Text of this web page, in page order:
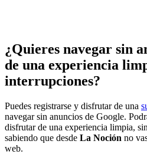
¿Quieres navegar sin
de una experiencia
interrupciones?
Puedes registrarse y disfrutar de una
navegar sin anuncios de Google.
disfrutar de una experiencia limpia,
sabiendo que desde La Noción no
web.